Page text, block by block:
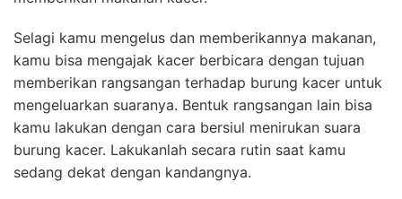
Selagi kamu mengelus dan memberikannya makanan,
kamu bisa mengajak kacer berbicara dengan tujuan
memberikan rangsangan terhadap burung kacer untuk
mengeluarkan suaranya. Bentuk rangsangan lain bisa
kamu lakukan dengan cara bersiul menirukan suara
burung kacer. Lakukanlah secara rutin saat kamu
sedang dekat dengan kandangnya.